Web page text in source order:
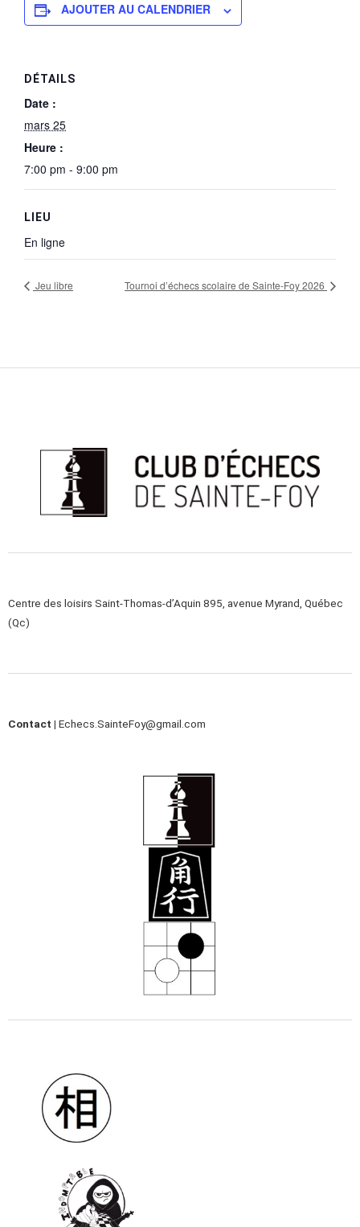
AJOUTER AU CALENDRIER
DÉTAILS
Date :
mars 25
Heure :
7:00 pm - 9:00 pm
LIEU
En ligne
Jeu libre Tournoi d’échecs scolaire de Sainte-Foy 2026
Centre des loisirs Saint-Thomas-d’Aquin 895, avenue Myrand, Québec
(Qc)
Contact | Echecs.SainteFoy@gmail.com